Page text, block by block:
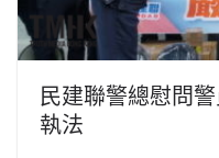
民建聯警總慰問
執法